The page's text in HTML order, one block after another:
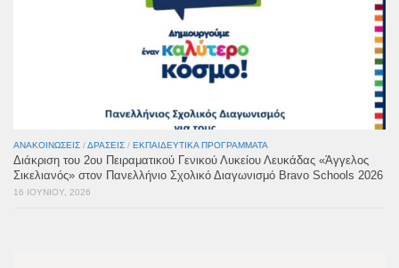
ΑΝΑΚΟΙΝΏΣΕΙΣ /ΔΡΆΣΕΙΣ / ΕΚΠΑΙΔΕΥΤΙΚΆ ΠΡΟΓΡΆΜΜΑΤΑ
Διάκριση του 2ου Πειραματικού Γενικού Λυκείου Λευκάδας «Άγγελος
Σικελιανός» στον Πανελλήνιο Σχολικό Διαγωνισμό Bravo Schools 2026
16 ΙΟΥΝΊΟΥ, 2026